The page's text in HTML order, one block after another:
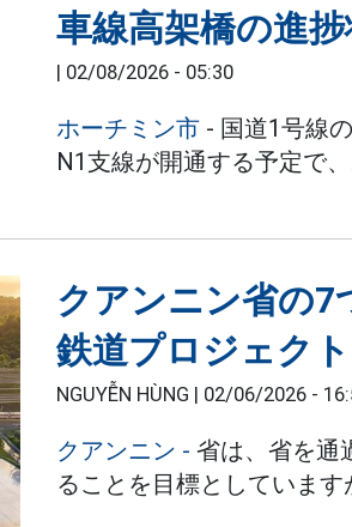
車線高架橋の進
| 02/08/2026 - 05:30
ホーチミン市 - 国道1号線
N1支線が開通する予定で
クアンニン省の7
鉄道プロジェク
NGUYỄN HÙNG | 02/06/2026 -
クアンニン - 省は、省を通
ることを目標としています